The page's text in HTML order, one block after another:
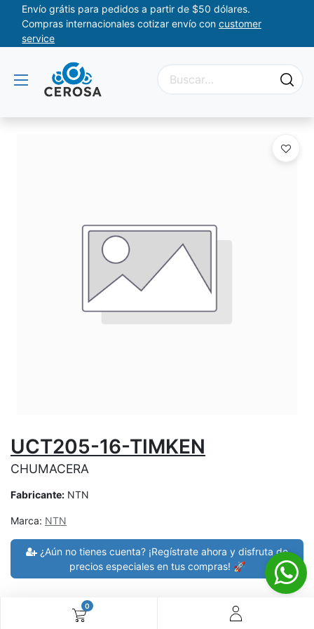
0
Envío grátis para pedidos a partir de $50 dólares.
Compras internacionales cotizar envío con customer
service
UCT205-16-TIMKEN
CHUMACERA
Fabricante: NTN
Marca: NTN
¿Aún no tienes cuenta? ¡Regístrate ahora y disfruta de
precios especiales en tus compras! 🚀
30 días de devolución